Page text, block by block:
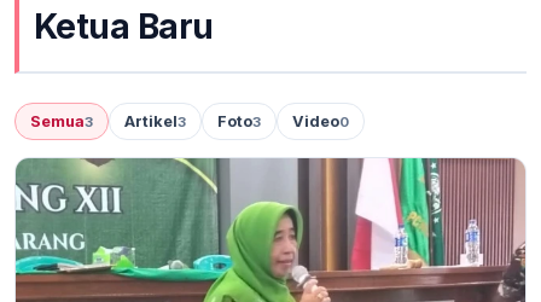
Ketua Baru
Semua3 Artikel3 Foto3 Video0